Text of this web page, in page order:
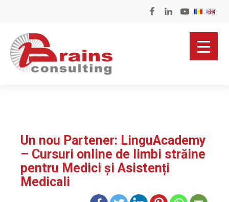
Un nou Partener: LinguAcademy
– Cursuri online de limbi străine
pentru Medici și Asistenți
Medicali